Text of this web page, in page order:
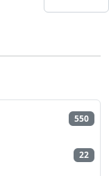
550
22